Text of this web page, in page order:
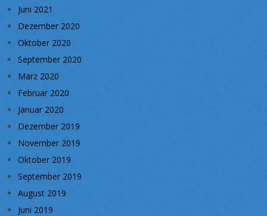
Juni 2021
Dezember 2020
Oktober 2020
September 2020
März 2020
Februar 2020
Januar 2020
Dezember 2019
November 2019
Oktober 2019
September 2019
August 2019
Juni 2019